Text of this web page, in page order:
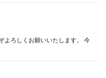
よろしくお願いいたします。 今